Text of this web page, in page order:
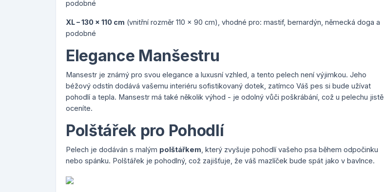
podobné
XL – 130 x 110 cm (vnitřní rozměr 110 x 90 cm), vhodné pro: mastif, bernardýn, německá doga a
podobné
Elegance Manšestru
Mansestr je známý pro svou elegance a luxusní vzhled, a tento pelech není výjimkou. Jeho
béžový odstín dodává vašemu interiéru sofistikovaný dotek, zatímco Váš pes si bude užívat
pohodlí a tepla. Mansestr má také několik výhod - je odolný vůči poškrábání, což u pelechu jistě
oceníte.
Polštářek pro Pohodlí
Pelech je dodáván s malým polštářkem , který zvyšuje pohodlí vašeho psa během odpočinku
nebo spánku. Polštářek je pohodlný, což zajišťuje, že váš mazlíček bude spát jako v bavlnce.